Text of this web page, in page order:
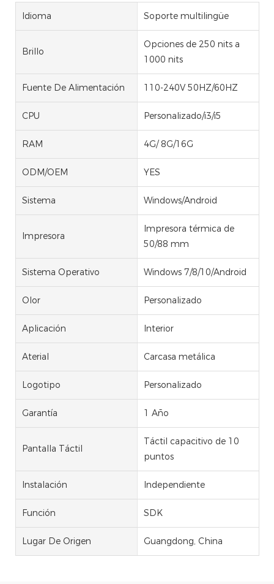
Idioma Soporte multilingüe
Brillo
Opciones de 250 nits a
1000 nits
Fuente De Alimentación 110-240V 50HZ/60HZ
CPU Personalizado/i3/i5
RAM 4G/ 8G/16G
ODM/OEM YES
Sistema Windows/Android
Impresora
Impresora térmica de
50/88 mm
Sistema Operativo Windows 7/8/10/Android
Olor Personalizado
Aplicación Interior
Aterial Carcasa metálica
Logotipo Personalizado
Garantía 1 Año
Pantalla Táctil
Táctil capacitivo de 10
puntos
Instalación Independiente
Función SDK
Lugar De Origen Guangdong, China